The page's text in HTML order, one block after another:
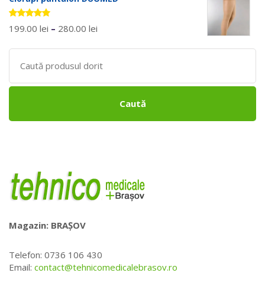
Evaluat la
5.00stele
199.00 lei – 280.00 lei
Search
for:
Caută
Magazin: BRAȘOV
Telefon: 0736 106 430
Email: contact@tehnicomedicalebrasov.ro